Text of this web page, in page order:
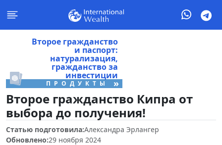
Второе гражданство
и паспорт:
натурализация,
гражданство за
инвестиции
ПРОДУКТЫ »
Второе гражданство Кипра от
выбора до получения!
Статью подготовила:Александра Эрлангер
Обновлено:29 ноября 2024